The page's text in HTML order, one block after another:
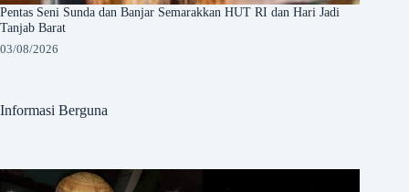
Pentas Seni Sunda dan Banjar Semarakkan HUT RI dan Hari Jadi
Tanjab Barat
03/08/2026
Informasi Berguna